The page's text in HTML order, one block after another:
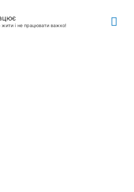
і не працювати важко!